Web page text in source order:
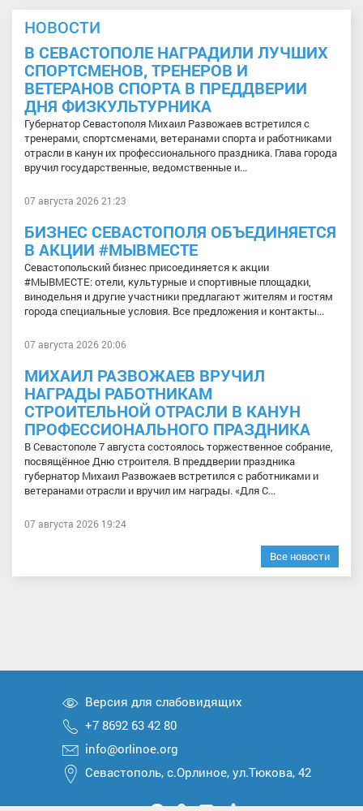
НОВОСТИ
В СЕВАСТОПОЛЕ НАГРАДИЛИ ЛУЧШИХ
СПОРТСМЕНОВ, ТРЕНЕРОВ И
ВЕТЕРАНОВ СПОРТА В ПРЕДДВЕРИИ
ДНЯ ФИЗКУЛЬТУРНИКА
Губернатор Севастополя Михаил Развожаев встретился с
тренерами, спортсменами, ветеранами спорта и работниками
отрасли в канун их профессионального праздника. Глава города
вручил государственные, ведомственные и...
07 августа 2026 21:23
БИЗНЕС СЕВАСТОПОЛЯ ОБЪЕДИНЯЕТСЯ
В АКЦИИ #МЫВМЕСТЕ
Севастопольский бизнес присоединяется к акции
#МЫВМЕСТЕ: отели, культурные и спортивные площадки,
винодельня и другие участники предлагают жителям и гостям
города специальные условия. Все предложения и контакты...
07 августа 2026 20:06
МИХАИЛ РАЗВОЖАЕВ ВРУЧИЛ
НАГРАДЫ РАБОТНИКАМ
СТРОИТЕЛЬНОЙ ОТРАСЛИ В КАНУН
ПРОФЕССИОНАЛЬНОГО ПРАЗДНИКА
В Севастополе 7 августа состоялось торжественное собрание,
посвящённое Дню строителя. В преддверии праздника
губернатор Михаил Развожаев встретился с работниками и
ветеранами отрасли и вручил им награды. «Для С...
07 августа 2026 19:24
Все новости
Версия для слабовидящих
+7 8692 63 42 80
info@orlinoe.org
Севастополь, с.Орлиное, ул.Тюкова, 42